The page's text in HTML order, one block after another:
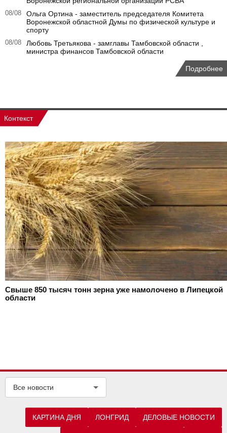
08/08
Ольга Ортина - заместитель председателя Комитета
Воронежской областной Думы по физической культуре и
спорту
08/08
Любовь Третьякова - замглавы Тамбовской области ,
министра финансов Тамбовской области
Подробнее
Контекст
Свыше 850 тысяч тонн зерна уже намолочено в Липецкой
области
Все новости
КАРТИНА ДНЯ ЛОНГРИД ДЕЛОВЫЕ НОВОСТИ